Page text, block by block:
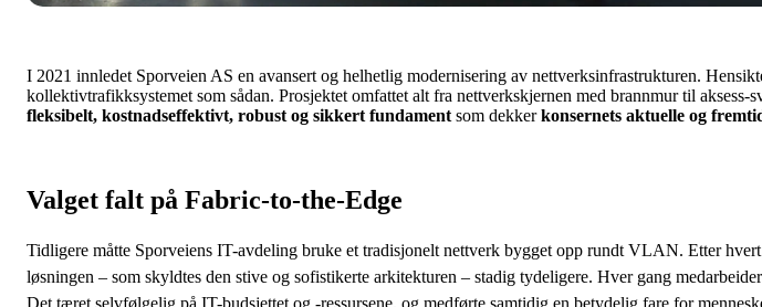
I 2021 innledet Sporveien AS en avansert og helhetlig modernisering av nettverksinfrastrukturen.
kollektivtrafikksystemet som sådan. Prosjektet omfattet alt fra nettverkskjernen med brannmur til
fleksibelt, kostnadseffektivt, robust og sikkert fundament som dekkerkonsernets aktuelle og
Valget falt på Fabric-to-the-Edge
Tidligere måtte Sporveiens IT-avdeling bruke et tradisjonelt nettverk bygget opp rundt VLAN. Etter
løsningen – som skyldtes den stive og sofistikerte arkitekturen – stadig tydeligere. Hver gang
Det tæret selvfølgelig på IT-budsjettet og -ressursene, og medførte samtidig en betydelig fare for